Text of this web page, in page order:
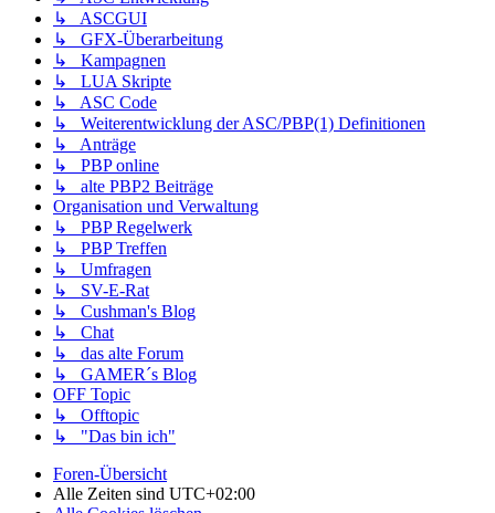
↳ ASCGUI
↳ GFX-Überarbeitung
↳ Kampagnen
↳ LUA Skripte
↳ ASC Code
↳ Weiterentwicklung der ASC/PBP(1) Definitionen
↳ Anträge
↳ PBP online
↳ alte PBP2 Beiträge
Organisation und Verwaltung
↳ PBP Regelwerk
↳ PBP Treffen
↳ Umfragen
↳ SV-E-Rat
↳ Cushman's Blog
↳ Chat
↳ das alte Forum
↳ GAMER´s Blog
OFF Topic
↳ Offtopic
↳ "Das bin ich"
Foren-Übersicht
Alle Zeiten sind UTC+02:00